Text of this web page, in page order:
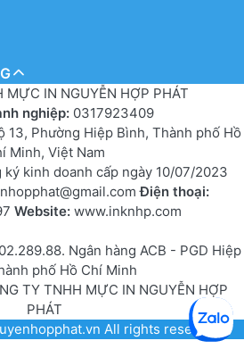
MỰC IN NGUYỄN HỢP PHÁT
nghiệp: 0317923409
13, Phường Hiệp Bình, Thành phố Hồ
Minh, Việt Nam
ký kinh doanh cấp ngày 10/07/2023
Điện thoại:
Website: www.inknhp.com
Ngân hàng ACB - PGD Hiệp
phố Hồ Chí Minh
TY TNHH MỰC IN NGUYỄN HỢP
PHÁT
All rights reserved.